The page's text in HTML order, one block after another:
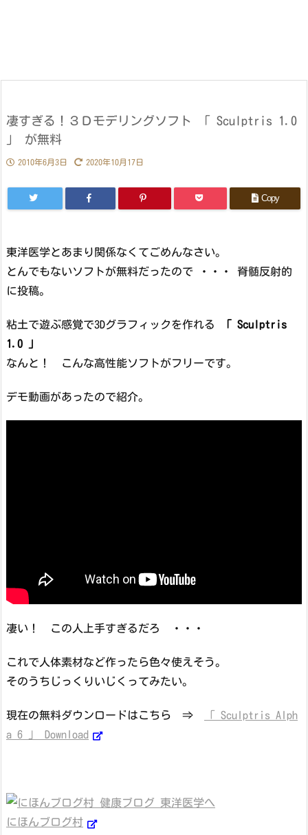
凄すぎる！３Ｄモデリングソフト 「 Sculptris 1.0
」 が無料
2010年6月3日 2020年10月17日
Copy
東洋医学とあまり関係なくてごめんなさい。
とんでもないソフトが無料だったので ・・・ 脊髄反射的
に投稿。
粘土で遊ぶ感覚で3Dグラフィックを作れる
「 Sculptris
1.0 」
なんと！ こんな高性能ソフトがフリーです。
デモ動画があったので紹介。
凄い！ この人上手すぎるだろ ・・・
これで人体素材など作ったら色々使えそう。
そのうちじっくりいじくってみたい。
現在の無料ダウンロードはこちら ⇒
「 Sculptris Alph
a 6 」 Download
にほんブログ村